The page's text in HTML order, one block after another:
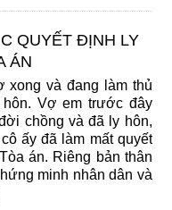
QUYẾT ĐỊNH LY
ÁN
xong và đang làm thủ
Vợ em trước đây
chồng và đã ly hôn,
ấy đã làm mất quyết
án. Riêng bản thân
minh nhân dân và